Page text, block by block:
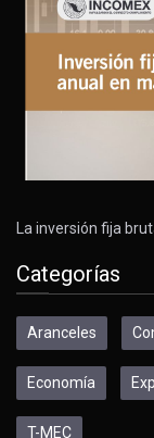
La inversión fija
Categorías
Aranceles
Economía
T-MEC